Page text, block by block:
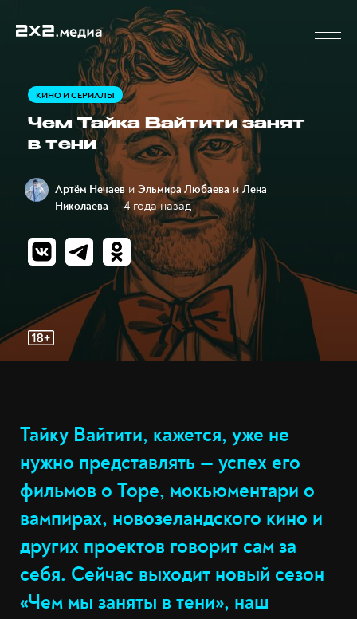
КИНО И СЕРИАЛЫ
Чем Тайка Вайтити занят
в тени
Артём Нечаев и Эльмира Любаева и Лена
Николаева — 4 года назад
Тайку Вайтити, кажется, уже не
нужно представлять — успех его
фильмов о Торе, мокьюментари о
вампирах, новозеландского кино и
других проектов говорит сам за
себя. Сейчас выходит новый сезон
«Чем мы заняты в тени», наш